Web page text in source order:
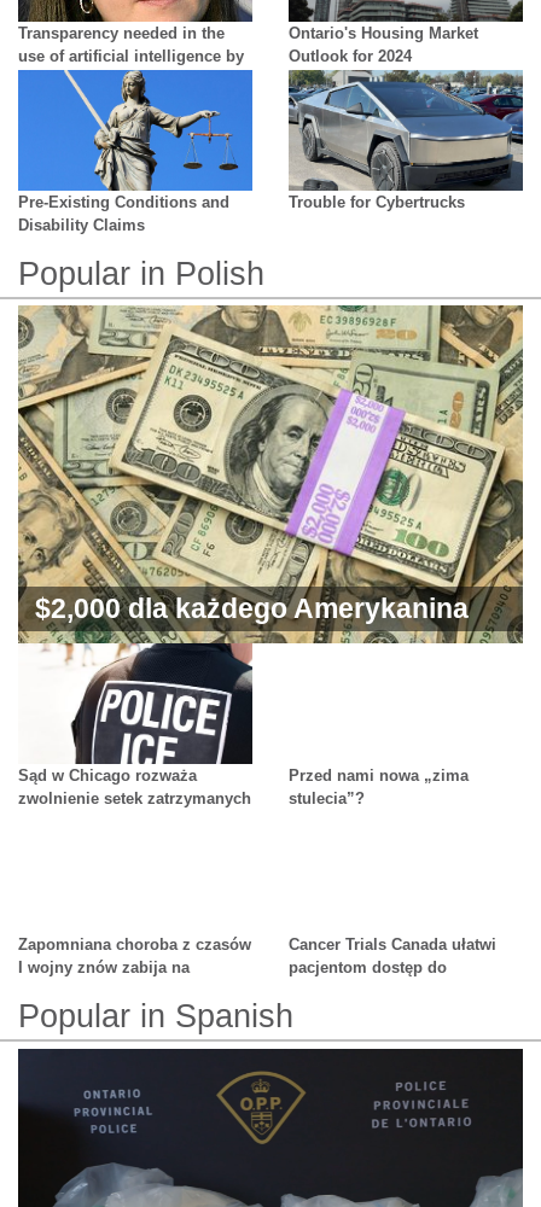
Transparency needed in the
use of artificial intelligence by
creators - growing difficulty in
distinguishing reality from AI
Ontario's Housing Market
Outlook for 2024
Pre-Existing Conditions and
Disability Claims
Trouble for Cybertrucks
Popular in Polish
$2,000 dla każdego Amerykanina
od Trumpa
Sąd w Chicago rozważa
zwolnienie setek zatrzymanych
Przed nami nowa „zima
stulecia”?
Zapomniana choroba z czasów
I wojny znów zabija na
Cancer Trials Canada ułatwi
pacjentom dostęp do
Popular in Spanish